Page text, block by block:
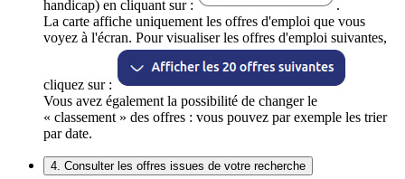
handicap) en cliquant sur :
.
La carte affiche uniquement les offres d'emploi que vous
voyez à l'écran. Pour visualiser les offres d'emploi suivantes,
cliquez sur :
Vous avez également la possibilité de changer le
« classement » des offres : vous pouvez par exemple les trier
par date.
4. Consulter les offres issues de votre recherche